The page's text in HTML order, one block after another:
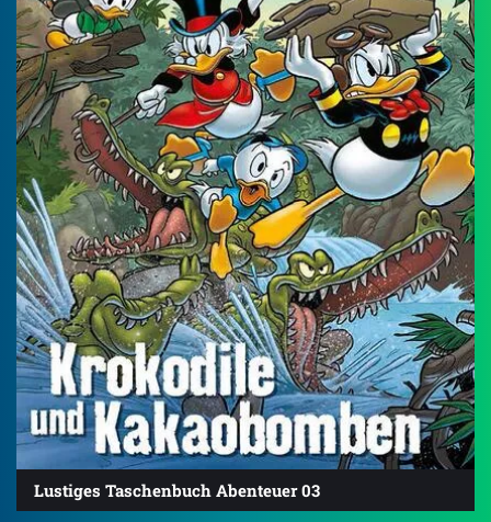
Lustiges Taschenbuch Abenteuer 03